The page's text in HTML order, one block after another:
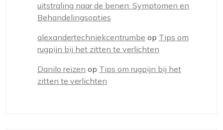
uitstraling naar de benen: Symptomen en
Behandelingsopties
alexandertechniekcentrumbe op Tips om
rugpijn bij het zitten te verlichten
Danilo reizen op Tips om rugpijn bij het
zitten te verlichten